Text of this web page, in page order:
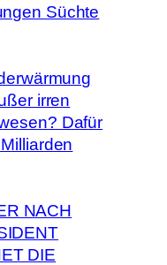
Süchte
irren
Dafür
NACH
DIE